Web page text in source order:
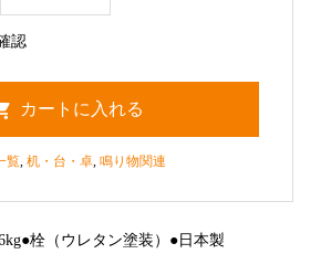
認
覧, 机・台・卓, 鳴り物関連
栓（ウレタン塗装）●日本製